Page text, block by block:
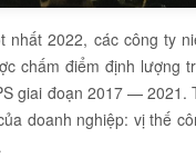
2022, các công ty
chấm điểm định lượng
giai đoạn 2017 —
doanh nghiệp: vị thế